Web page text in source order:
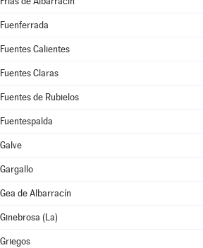
Fuenferrada
Fuentes Calientes
Fuentes Claras
Fuentes de Rubielos
Fuentespalda
Galve
Gargallo
Gea de Albarracín
Ginebrosa (La)
Griegos